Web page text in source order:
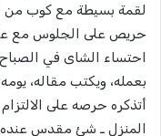
لقمة بسيطة مع كوب من
حريص على الجلوس مع
احتساء الشاى في
بعمله، ويكتب مقاله،
أتذكره حرصه على
المنزل ـ شئ مقدس عنده